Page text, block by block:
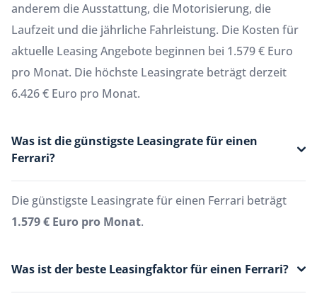
anderem die Ausstattung, die Motorisierung, die
Laufzeit und die jährliche Fahrleistung. Die Kosten für
aktuelle Leasing Angebote beginnen bei 1.579 € Euro
pro Monat. Die höchste Leasingrate beträgt derzeit
6.426 € Euro pro Monat.
Was ist die günstigste Leasingrate für einen
Ferrari?
Die günstigste Leasingrate für einen Ferrari beträgt
1.579 € Euro pro Monat.
Was ist der beste Leasingfaktor für einen Ferrari?